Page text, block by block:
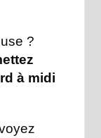
?
à midi